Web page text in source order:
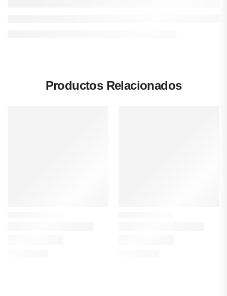
Productos Relacionados